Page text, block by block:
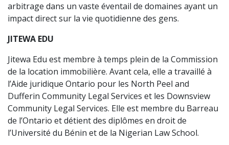
arbitrage dans un vaste éventail de domaines ayant un
impact direct sur la vie quotidienne des gens.
JITEWA EDU
Jitewa Edu est membre à temps plein de la Commission
de la location immobilière. Avant cela, elle a travaillé à
l’Aide juridique Ontario pour les North Peel and
Dufferin Community Legal Services et les Downsview
Community Legal Services. Elle est membre du Barreau
de l’Ontario et détient des diplômes en droit de
l’Université du Bénin et de la Nigerian Law School.